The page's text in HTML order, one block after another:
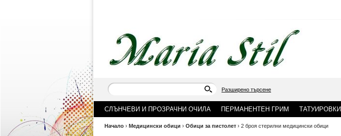
Разширено търсене
СЛЪНЧЕВИ И ПРОЗРАЧНИ ОЧИЛА ПЕРМАНЕНТЕН ГРИМ ТАТУИРОВКИ
Начало › Медицински обици › Обици за пистолет › 2 броя стерилни медицински обици